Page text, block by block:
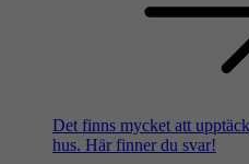
Det finns mycket att
hus. Här finner du svar!